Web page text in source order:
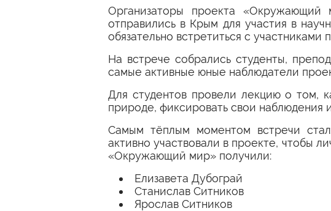
Организаторы проекта
отправились в Крым для участия в
обязательно встретиться с участниками
На встрече собрались студенты,
самые активные юные наблюдатели
Для студентов провели лекцию о том,
природе, фиксировать свои
Самым тёплым моментом встречи
активно участвовали в проекте, чтобы
«Окружающий мир» получили:
Елизавета Дубограй
Станислав Ситников
Ярослав Ситников